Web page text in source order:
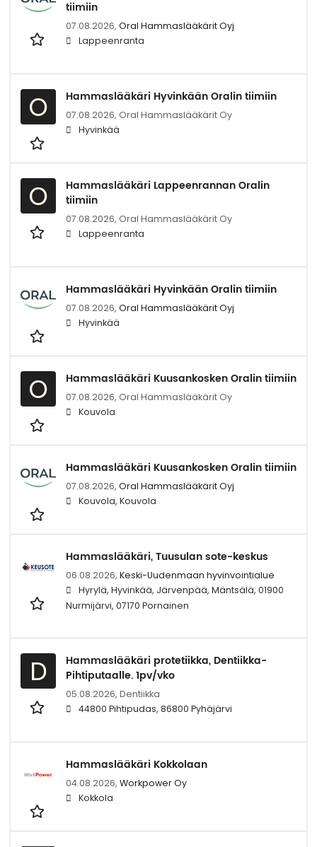
tiimiin
07.08.2026, Oral Hammaslääkärit Oyj
Lappeenranta
O Hammaslääkäri Hyvinkään Oralin tiimiin
07.08.2026, Oral Hammaslääkärit Oy
Hyvinkää
O
Hammaslääkäri Lappeenrannan Oralin
tiimiin
07.08.2026, Oral Hammaslääkärit Oy
Lappeenranta
Hammaslääkäri Hyvinkään Oralin tiimiin
07.08.2026, Oral Hammaslääkärit Oyj
Hyvinkää
O Hammaslääkäri Kuusankosken Oralin tiimiin
07.08.2026, Oral Hammaslääkärit Oy
Kouvola
Hammaslääkäri Kuusankosken Oralin tiimiin
07.08.2026, Oral Hammaslääkärit Oyj
Kouvola, Kouvola
Hammaslääkäri, Tuusulan sote-keskus
06.08.2026, Keski-Uudenmaan hyvinvointialue
Hyrylä, Hyvinkää, Järvenpää, Mäntsälä, 01900
Nurmijärvi, 07170 Pornainen
D
Hammaslääkäri protetiikka, Dentiikka-
Pihtiputaalle. 1pv/vko
05.08.2026, Dentiikka
44800 Pihtipudas, 86800 Pyhäjärvi
Hammaslääkäri Kokkolaan
04.08.2026, Workpower Oy
Kokkola